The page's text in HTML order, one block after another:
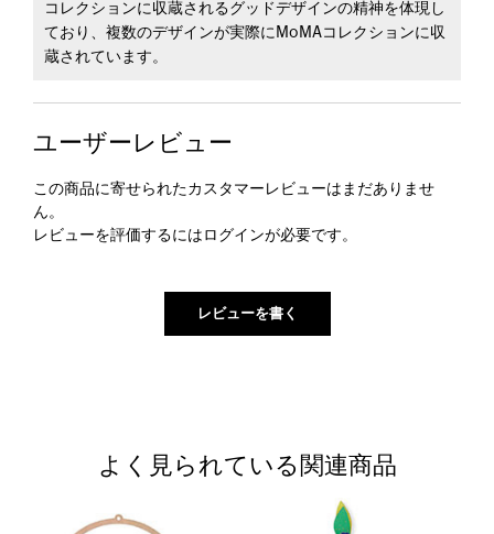
コレクションに収蔵されるグッドデザインの精神を体現し
ており、複数のデザインが実際にMoMAコレクションに収
蔵されています。
ユーザーレビュー
この商品に寄せられたカスタマーレビューはまだありませ
ん。
レビューを評価するには ログインが必要です。
よく見られている関連商品